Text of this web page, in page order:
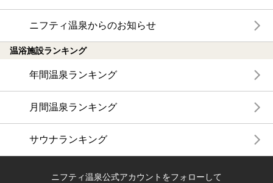
ニフティ温泉からのお知らせ
温浴施設ランキング
年間温泉ランキング
月間温泉ランキング
サウナランキング
ニフティ温泉公式アカウントをフォローして